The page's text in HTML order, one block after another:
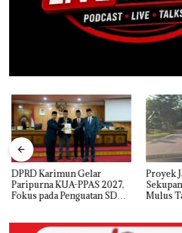
DPRD Karimun Gelar
Paripurna KUA-PPAS 2027,
Fokus pada Penguatan SDM,
Proyek
Mulus